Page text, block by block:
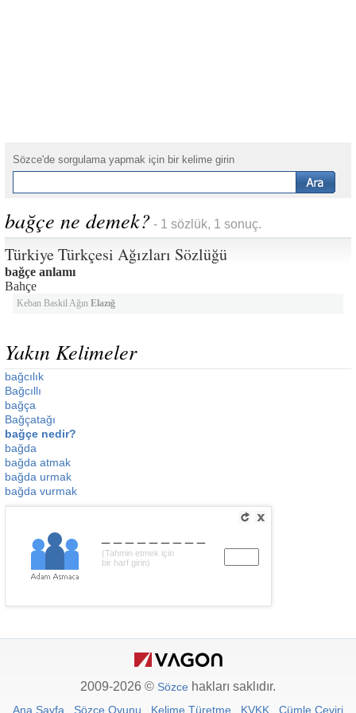
Sözce'de sorgulama yapmak için bir kelime girin
bağçe ne demek? - 1 sözlük, 1 sonuç.
Türkiye Türkçesi Ağızları Sözlüğü
bağçe anlamı
Bahçe
Keban Baskil Ağın Elazığ
Yakın Kelimeler
bağcılık
Bağcıllı
bağça
Bağçatağı
bağçe nedir?
bağda
bağda atmak
bağda urmak
bağda vurmak
(Tahmin etmek için
bir harf girin)
2009-2026 © Sözce hakları saklıdır.
Ana Sayfa Sözce Oyunu Kelime Türetme KVKK Cümle Çeviri